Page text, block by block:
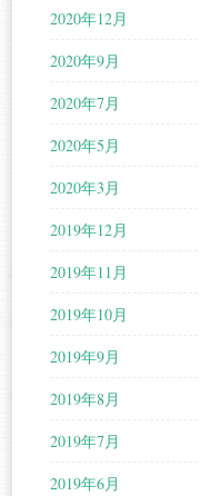
2020年12月
2020年9月
2020年7月
2020年5月
2020年3月
2019年12月
2019年11月
2019年10月
2019年9月
2019年8月
2019年7月
2019年6月